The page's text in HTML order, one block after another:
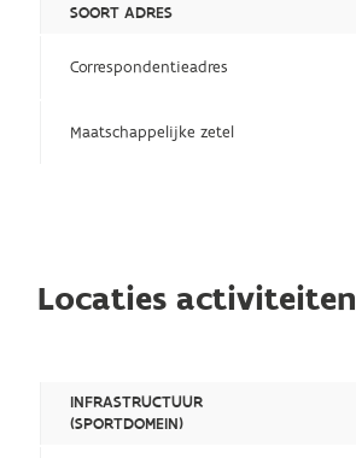
SOORT ADRES
Correspondentieadres
Maatschappelijke zetel
Locaties activiteiten
INFRASTRUCTUUR
(SPORTDOMEIN)